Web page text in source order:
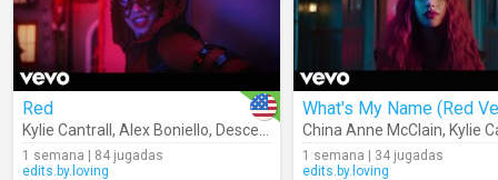
Red
Kylie Cantrall , Alex Boniello, Descendants – Cast
1 semana | 84 jugadas
edits.by.loving
China Anne McClain, Kylie
1 semana | 34 jugadas
edits.by.loving